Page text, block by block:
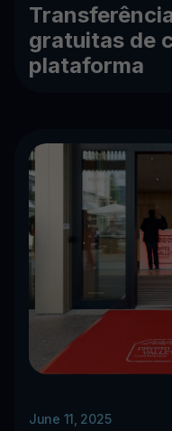
gratuitas de
plataforma
June 11, 2025